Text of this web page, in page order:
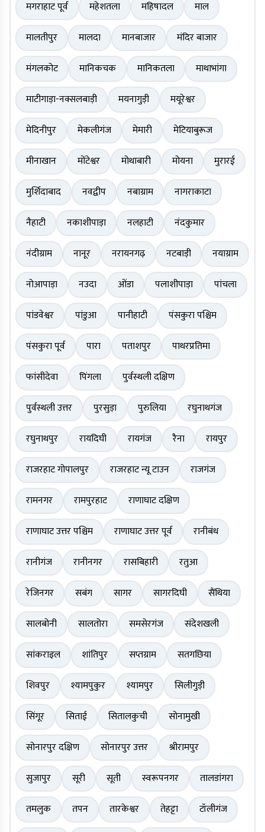
मगराहाट पूर्व महेशतला महिषादल
माल
मालतीपुर
मालदा मानबाजार
मंदिर बाजार
मंगलकोट
मानिकचक मानिकतला
माथाभांगा
माटीगाड़ा-नक्सलबाड़ी
मयनागुड़ी
मयूरेश्वर
मेदिनीपुर
मेकलीगंज मेमारी
मेटियाबुरूज
मीनाखान
मोंटेश्वर मोथाबारी मोयना
मुरारई
मुर्शिदाबाद
नवद्वीप नबाग्राम
नागराकाटा
नैहाटी
नकाशीपाड़ा नलहाटी
नंदकुमार
नंदीग्राम
नानूर नरायनगढ़ नटबाड़ी
नयाग्राम
नोआपाड़ा
नउदा ओंडा पलाशीपाड़ा
पांचला
पांडवेश्वर
पांडुआ पानीहाटी
पंसकुरा पश्चिम
पंसकुरा पूर्व
पारा पताशपुर
पाथरप्रतिमा
फांसीदेवा
पिंगला
पुर्वस्थली दक्षिण
पुर्वस्थली उत्तर
पुरसुड़ा पुरुलिया
रघुनाथगंज
रघुनाथपुर
रायदिघी रायगंज रैना
रायपुर
राजरहाट गोपालपुर
राजरहाट न्यू टाउन
राजगंज
रामनगर
रामपुरहाट
राणाघाट दक्षिण
राणाघाट उत्तर पश्चिम
राणाघाट उत्तर पूर्व
रानीबंध
रानीगंज
रानीनगर रासबिहारी
रतुआ
रेजिनगर
सबंग सागर सागरदिघी
सैंथिया
सालबोनी
सालतोरा समसेरगंज
संदेशखली
सांकराइल
शांतिपुर सप्तग्राम
सतगछिया
शिवपुर
श्यामपुकुर श्यामपुर
सिलीगुड़ी
सिंगूर
सिताई सितालकुची
सोनामुखी
सोनारपुर दक्षिण
सोनारपुर उत्तर
श्रीरामपुर
सुजापुर
सूरी सूती स्वरूपनगर
तालडांगरा
तमलुक
तपन तारकेश्वर तेहट्टा
टॉलीगंज